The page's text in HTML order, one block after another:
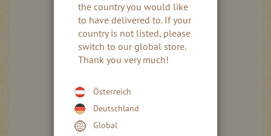
the country you would like
to have delivered to. If your
country is not listed, please
switch to our global store.
Thank you very much!
Österreich
Deutschland
Global